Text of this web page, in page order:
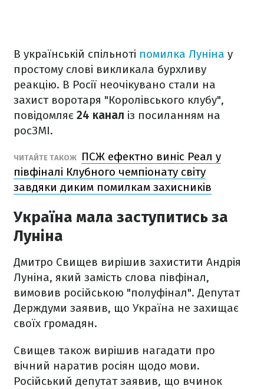
В українській спільноті помилка Луніна у
простому слові викликала бурхливу
реакцію. В Росії неочікувано стали на
захист воротаря "Королівського клубу",
повідомляє 24 канал із посиланням на
росЗМІ.
ЧИТАЙТЕ ТАКОЖ
ПСЖ ефектно виніс Реал у
півфіналі Клубного чемпіонату світу
завдяки диким помилкам захисників
Україна мала заступитись за
Луніна
Дмитро Свищев вирішив захистити Андрія
Луніна, який замість слова півфінал,
вимовив російською "полуфінал". Депутат
Держдуми заявив, що Україна не захищає
своїх громадян.
Свищев також вирішив нагадати про
вічний наратив росіян щодо мови.
Російський депутат заявив, що вчинок